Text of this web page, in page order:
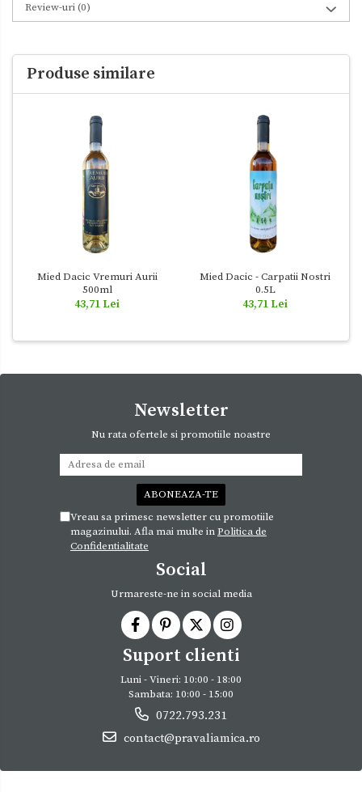
Review-uri(0)
Produse similare
Mied Dacic Vremuri Aurii
500ml
43,71 Lei
Mied Dacic - Carpatii Nostri
0.5L
43,71 Lei
Newsletter
Nu rata ofertele si promotiile noastre
Vreau sa primesc newsletter cu promotiile
magazinului. Afla mai multe inPolitica de
Confidentialitate
Social
Urmareste-ne in social media
Suport clienti
Luni - Vineri: 10:00 - 18:00
Sambata: 10:00 - 15:00
0722.793.231
contact@pravaliamica.ro